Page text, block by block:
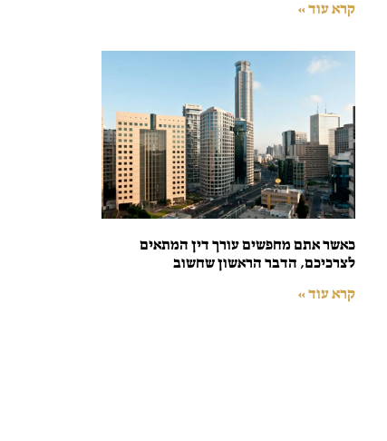
קרא עוד »
כאשר אתם מחפשים עורך דין המתאים
לצרכיכם, הדבר הראשון שחשוב
קרא עוד »